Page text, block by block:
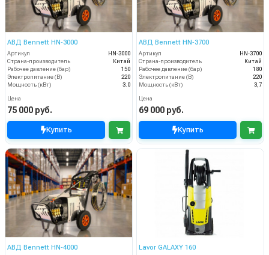
АВД Bennett HN‑3000
Артикул
HN‑3000
Страна-производитель
Китай
Рабочее давление (бар)
150
Электропитание (В)
220
Мощность (кВт)
3.0
Цена
75 000 руб.
Купить
АВД Bennett HN‑3700
Артикул
HN‑3700
Страна-производитель
Китай
Рабочее давление (бар)
180
Электропитание (В)
220
Мощность (кВт)
3,7
Цена
69 000 руб.
Купить
АВД Bennett HN‑4000 Lavor GALAXY 160